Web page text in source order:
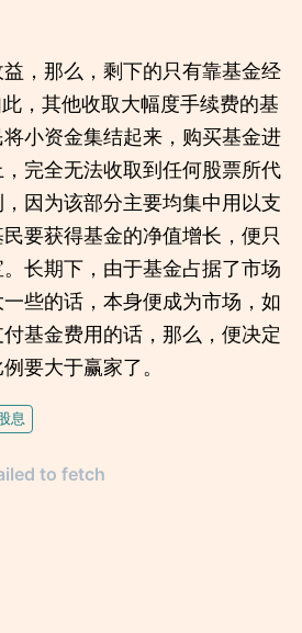
，那么，剩下的只有靠基金经
，其他收取大幅度手续费的基
小资金集结起来，购买基金进
完全无法收取到任何股票所代
因为该部分主要均集中用以支
要获得基金的净值增长，便只
长期下，由于基金占据了市场
些的话，本身便成为市场，如
基金费用的话，那么，便决定
要大于赢家了。
息